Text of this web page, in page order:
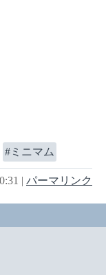
ミニマム
| パーマリンク